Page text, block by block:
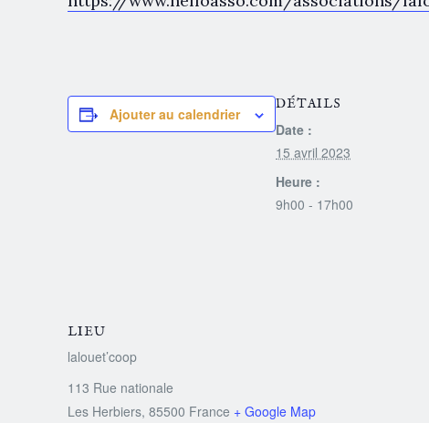
Ajouter au calendrier
DÉTAILS
Date :
15 avril 2023
Heure :
9h00 - 17h00
LIEU
lalouet’coop
113 Rue nationale
Les Herbiers, 85500 France + Google Map